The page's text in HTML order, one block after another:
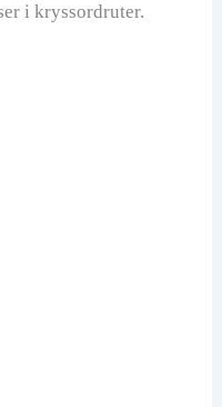
i kryssordruter.